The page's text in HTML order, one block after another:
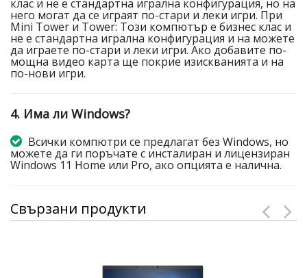
клас и не е стандартна игрална конфигурация, но на
него могат да се играят по-стари и леки игри. При
Mini Tower и Tower: Този компютър е бизнес клас и
не е стандартна игрална конфигурация и на можете
да играете по-стари и леки игри. Ако добавите по-
мощна видео карта ще покрие изискванията и на
по-нови игри.
4. Има ли Windows?
Всички компютри се предлагат без Windows, но
можете да ги поръчате с инсталиран и лицензиран
Windows 11 Home или Pro, ако опцията е налична.
Свързани продукти